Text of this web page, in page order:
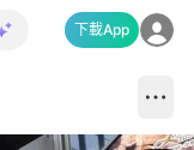
下載App